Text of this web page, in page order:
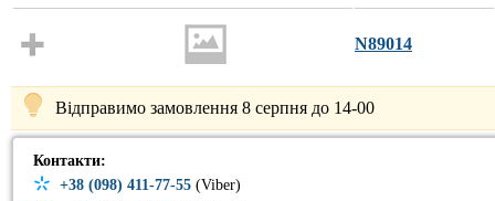
N89014
Відправимо замовлення 8 серпня до 14-00
Контакти:
+38 (098) 411-77-55 (Viber)